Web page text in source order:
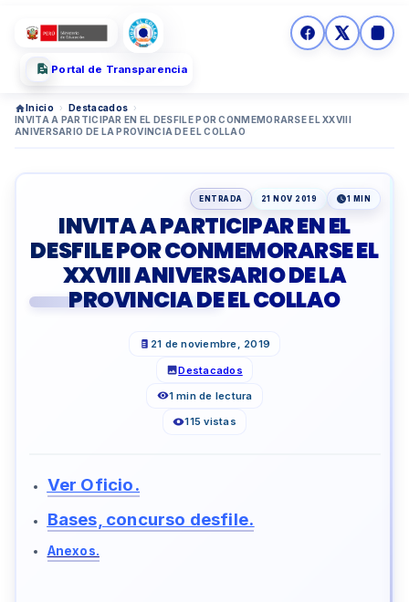
Portal de Transparencia
Inicio › Destacados ›
INVITA A PARTICIPAR EN EL DESFILE POR CONMEMORARSE EL XXVIII
ANIVERSARIO DE LA PROVINCIA DE EL COLLAO
ENTRADA 21 NOV 2019 1 MIN
INVITA A PARTICIPAR EN EL
DESFILE POR CONMEMORARSE EL
XXVIII ANIVERSARIO DE LA
PROVINCIA DE EL COLLAO
21 de noviembre, 2019
Destacados
1 min de lectura
115 vistas
Ver Oficio.
Bases, concurso desfile.
Anexos.